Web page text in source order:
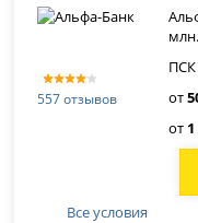
557 отзывов
ПСК
от
от 1
Все условия